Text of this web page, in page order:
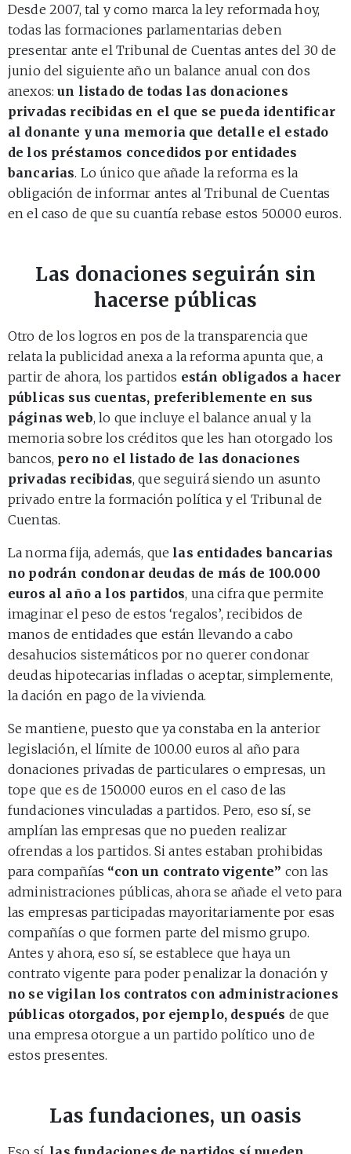
Desde 2007, tal y como marca la ley reformada hoy,
todas las formaciones parlamentarias deben
presentar ante el Tribunal de Cuentas antes del 30 de
junio del siguiente año un balance anual con dos
anexos:un listado de todas las donaciones
privadas recibidas en el que se pueda identificar
al donante y una memoria que detalle el estado
de los préstamos concedidos por entidades
bancarias. Lo único que añade la reforma es la
obligación de informar antes al Tribunal de Cuentas
en el caso de que su cuantía rebase estos 50.000 euros.
Las donaciones seguirán sin
hacerse públicas
Otro de los logros en pos de la transparencia que
relata la publicidad anexa a la reforma apunta que, a
partir de ahora, los partidos están obligados a hacer
públicas sus cuentas, preferiblemente en sus
páginas web, lo que incluye el balance anual y la
memoria sobre los créditos que les han otorgado los
bancos, pero no el listado de las donaciones
privadas recibidas, que seguirá siendo un asunto
privado entre la formación política y el Tribunal de
Cuentas.
La norma fija, además, que las entidades bancarias
no podrán condonar deudas de más de 100.000
euros al año a los partidos, una cifra que permite
imaginar el peso de estos ‘regalos’, recibidos de
manos de entidades que están llevando a cabo
desahucios sistemáticos por no querer condonar
deudas hipotecarias infladas o aceptar, simplemente,
la dación en pago de la vivienda.
Se mantiene, puesto que ya constaba en la anterior
legislación, el límite de 100.00 euros al año para
donaciones privadas de particulares o empresas, un
tope que es de 150.000 euros en el caso de las
fundaciones vinculadas a partidos. Pero, eso sí, se
amplían las empresas que no pueden realizar
ofrendas a los partidos. Si antes estaban prohibidas
para compañías “con un contrato vigente” con las
administraciones públicas, ahora se añade el veto para
las empresas participadas mayoritariamente por esas
compañías o que formen parte del mismo grupo.
Antes y ahora, eso sí, se establece que haya un
contrato vigente para poder penalizar la donación y
no se vigilan los contratos con administraciones
públicas otorgados, por ejemplo, después de que
una empresa otorgue a un partido político uno de
estos presentes.
Las fundaciones, un oasis